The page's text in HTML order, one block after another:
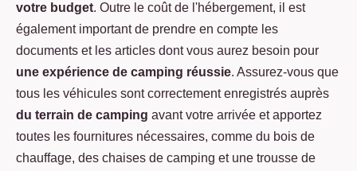
votre budget. Outre le coût de l'hébergement, il est
également important de prendre en compte les
documents et les articles dont vous aurez besoin pour
une expérience de camping réussie. Assurez-vous que
tous les véhicules sont correctement enregistrés auprès
du terrain de camping avant votre arrivée et apportez
toutes les fournitures nécessaires, comme du bois de
chauffage, des chaises de camping et une trousse de